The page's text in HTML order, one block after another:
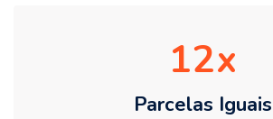
12
Parcelas Iguais